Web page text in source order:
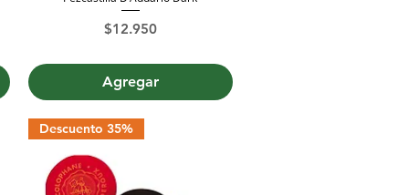
Precio
$12.950
Agregar
Descuento 35%